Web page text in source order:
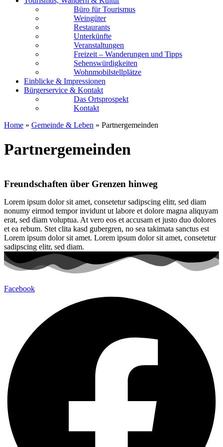
Büro für Tourismus
Weingüter
Restaurants
Unterkünfte
Veranstaltungen
Freizeit – Wanderungen und Tipps
Sehenswürdigkeiten
Wohnmobilstellplätze
Einblicke & Impressionen
Bürgerservice & Kontakt
Das Ortsprospekt
Kontakt
Home » Gemeinde & Leben » Partnergemeinden
Partnergemeinden
Freundschaften über Grenzen hinweg
Lorem ipsum dolor sit amet, consetetur sadipscing elitr, sed diam
nonumy eirmod tempor invidunt ut labore et dolore magna aliquyam
erat, sed diam voluptua. At vero eos et accusam et justo duo dolores
et ea rebum. Stet clita kasd gubergren, no sea takimata sanctus est
Lorem ipsum dolor sit amet. Lorem ipsum dolor sit amet, consetetur
sadipscing elitr, sed diam.
Facebook